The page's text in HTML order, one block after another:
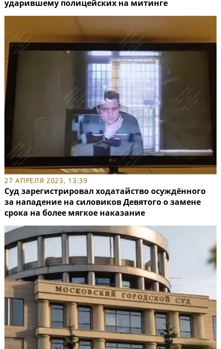
ударившему полицейских на митинге
27 АПРЕЛЯ 2023, 13:39
Суд зарегистрировал ходатайство осуждённого
за нападение на силовиков Девятого о замене
срока на более мягкое наказание